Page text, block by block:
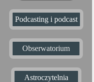
Podcasting i podcast
Astroczytelnia
Obserwatorium